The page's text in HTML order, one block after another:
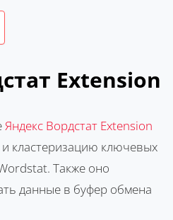
Extension
Яндекс Вордстат Extension
кластеризацию ключевых
Также оно
данные в буфер обмена